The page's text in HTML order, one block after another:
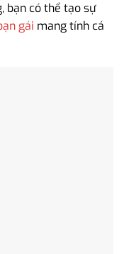
bạn có thể tạo sự
gái mang tính cá